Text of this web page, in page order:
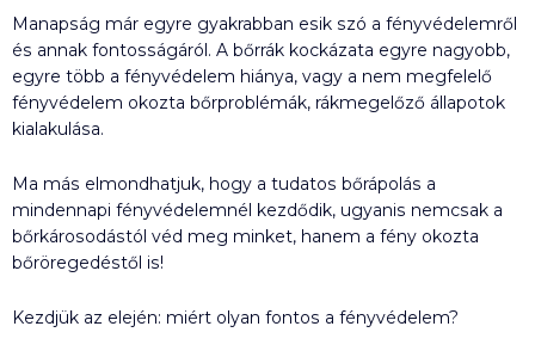
Manapság már egyre gyakrabban esik szó a fényvédelemről
és annak fontosságáról. A bőrrák kockázata egyre nagyobb,
egyre több a fényvédelem hiánya, vagy a nem megfelelő
fényvédelem okozta bőrproblémák, rákmegelőző állapotok
kialakulása.
Ma más elmondhatjuk, hogy a tudatos bőrápolás a
mindennapi fényvédelemnél kezdődik, ugyanis nemcsak a
bőrkárosodástól véd meg minket, hanem a fény okozta
bőröregedéstől is!
Kezdjük az elején: miért olyan fontos a fényvédelem?